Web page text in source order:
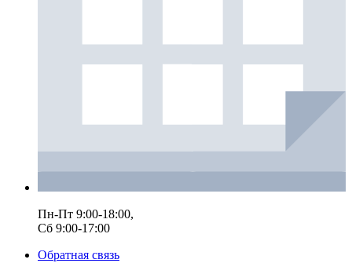
Пн-Пт 9:00-18:00,
Сб 9:00-17:00
Обратная связь